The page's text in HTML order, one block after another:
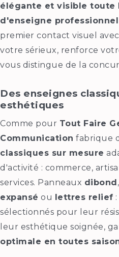
élégante et visible toute
d'enseigne professionnel
premier contact visuel
votre sérieux, renforce
vous distingue de la
Des enseignes
esthétiques
Comme pour Tout Faire
Communication fabrique
classiques sur mesure
d'activité : commerce,
services. Panneaux dibond,
expansé ou lettres relief
sélectionnés pour leur
leur esthétique soignée,
optimale en toutes